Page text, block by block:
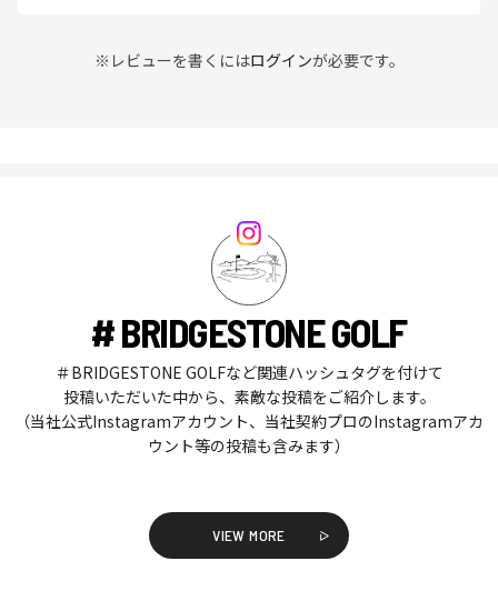
※レビューを書くにはログインが必要です。
# BRIDGESTONE GOLF
＃BRIDGESTONE GOLFなど関連ハッシュタグを付けて
投稿いただいた中から、素敵な投稿をご紹介します。
（当社公式Instagramアカウント、当社契約プロのInstagramアカ
ウント等の投稿も含みます）
VIEW MORE